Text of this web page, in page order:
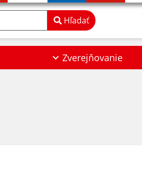
Hľadať
Zverejňovanie